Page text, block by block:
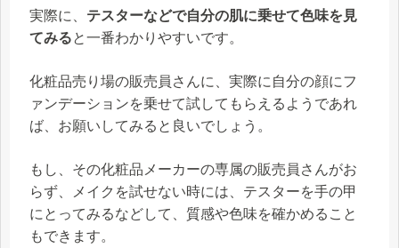
実際に、 テスターなどで自分の肌に乗せて色味を見
てみると一番わかりやすいです。
化粧品売り場の販売員さんに、実際に自分の顔にフ
ァンデーションを乗せて試してもらえるようであれ
ば、お願いしてみると良いでしょう。
もし、その化粧品メーカーの専属の販売員さんがお
らず、メイクを試せない時には、テスターを手の甲
にとってみるなどして、質感や色味を確かめること
もできます。